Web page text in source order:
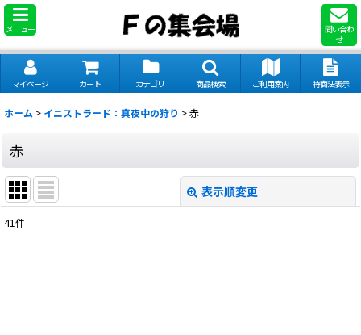
メニュー
問い合わ
せ
マイページ カート カテゴリ 商品検索 ご利用案内 特商法表示
ホーム > イニストラード：真夜中の狩り >赤
赤
表示順変更
41件